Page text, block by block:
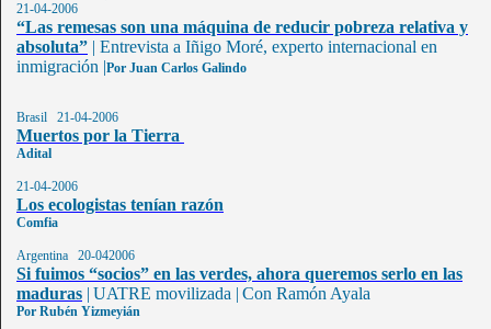
21-04-2006
“Las remesas son una máquina de reducir pobreza relativa y
absoluta” | Entrevista a Iñigo Moré, experto internacional en
inmigración |Por Juan Carlos Galindo
Brasil 21-04-2006
Muertos por la Tierra
Adital
21-04-2006
Los ecologistas tenían razón
Comfia
Argentina 20-042006
Si fuimos “socios” en las verdes, ahora queremos serlo en las
maduras | UATRE movilizada | Con Ramón Ayala
Por Rubén Yizmeyián